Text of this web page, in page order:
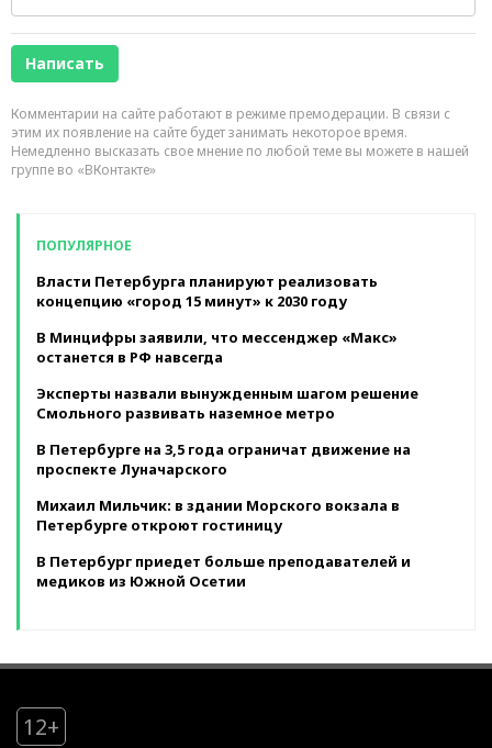
Комментарии на сайте работают в режиме премодерации. В связи с
этим их появление на сайте будет занимать некоторое время.
Немедленно высказать свое мнение по любой теме вы можете в нашей
группе во «ВКонтакте»
ПОПУЛЯРНОЕ
Власти Петербурга планируют реализовать
концепцию «город 15 минут» к 2030 году
В Минцифры заявили, что мессенджер «Макс»
останется в РФ навсегда
Эксперты назвали вынужденным шагом решение
Смольного развивать наземное метро
В Петербурге на 3,5 года ограничат движение на
проспекте Луначарского
Михаил Мильчик: в здании Морского вокзала в
Петербурге откроют гостиницу
В Петербург приедет больше преподавателей и
медиков из Южной Осетии
12+